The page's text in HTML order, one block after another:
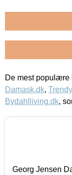
De mest populære
Damask.dk,
Bydahlliving.dk,
Georg Jensen